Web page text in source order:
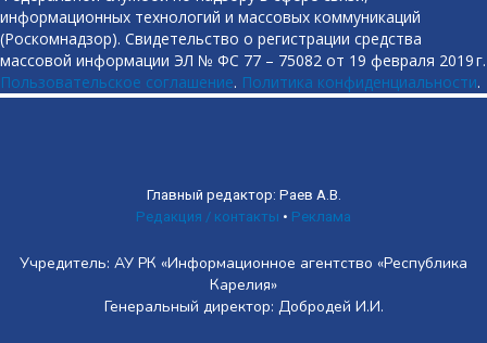
информационных технологий и массовых коммуникаций
(Роскомнадзор). Свидетельство о регистрации средства
массовой информации ЭЛ № ФС 77 – 75082 от 19 февраля 2019 г.
Пользовательское соглашение. Политика конфиденциальности.
Главный редактор: Раев А.В.
Редакция / контакты • Реклама
Учредитель: АУ РК «Информационное агентство «Республика
Карелия»
Генеральный директор: Добродей И.И.